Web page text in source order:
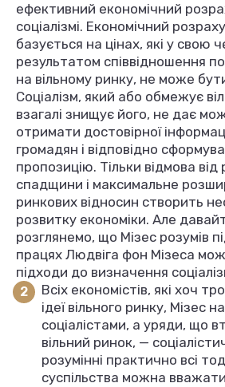
ефективний економічний
соціалізмі. Економічний
базується на цінах, які у свою
результатом співвідношення
на вільному ринку, не може
Соціалізм, який або обмежує
взагалі знищує його, не дає
отримати достовірної
громадян і відповідно
пропозицію. Тільки відмова від
спадщини і максимальне
ринкових відносин створить
розвитку економіки. Але
розглянемо, що Мізес розумів
працях Людвіга фон Мізеса
підходи до визначення
Всіх економістів, які хоч
ідеї вільного ринку, Мізес
соціалістами, а уряди, що
вільний ринок, —
розумінні практично всі
суспільства можна